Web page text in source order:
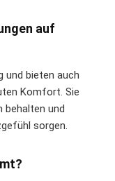
auf
und bieten auch
Komfort. Sie
behalten und
sorgen.